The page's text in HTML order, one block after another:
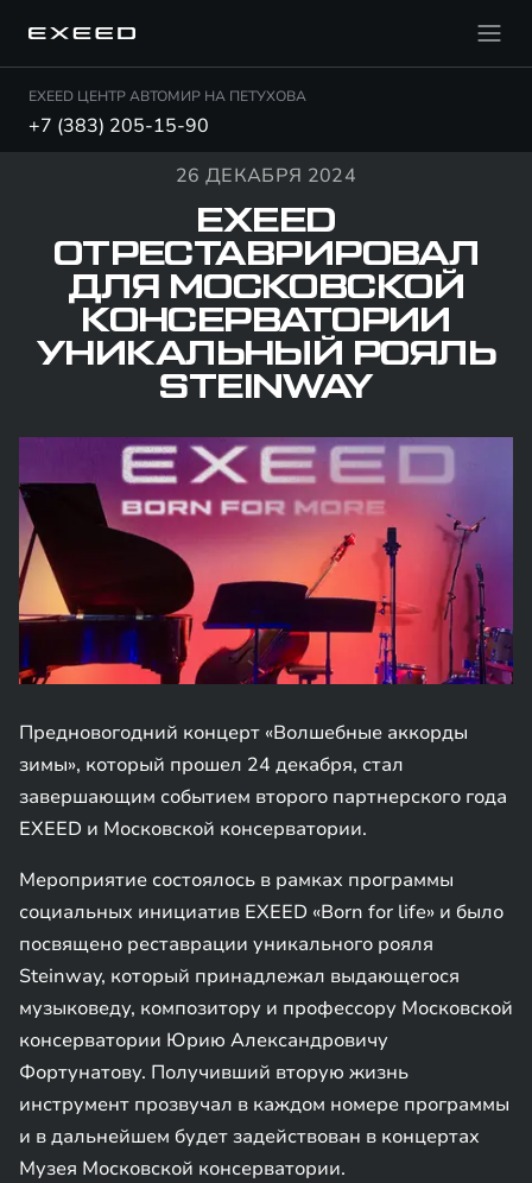
EXEED ЦЕНТР АВТОМИР НА ПЕТУХОВА
+7 (383) 205-15-90
26 ДЕКАБРЯ 2024
EXEED
ОТРЕСТАВРИРОВАЛ
ДЛЯ МОСКОВСКОЙ
КОНСЕРВАТОРИИ
УНИКАЛЬНЫЙ РОЯЛЬ
STEINWAY
Предновогодний концерт «Волшебные аккорды
зимы», который прошел 24 декабря, стал
завершающим событием второго партнерского года
EXEED и Московской консерватории.
Мероприятие состоялось в рамках программы
социальных инициатив EXEED «Born for life» и было
посвящено реставрации уникального рояля
Steinway, который принадлежал выдающегося
музыковеду, композитору и профессору Московской
консерватории Юрию Александровичу
Фортунатову. Получивший вторую жизнь
инструмент прозвучал в каждом номере программы
и в дальнейшем будет задействован в концертах
Музея Московской консерватории.